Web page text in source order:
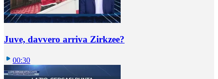
Juve, davvero arriva Zirkzee?
00:30